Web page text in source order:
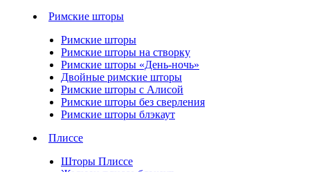
Римские шторы
Римские шторы
Римские шторы на створку
Римские шторы «День-ночь»
Двойные римские шторы
Римские шторы с Алисой
Римские шторы без сверления
Римские шторы блэкаут
Плиссе
Шторы Плиссе